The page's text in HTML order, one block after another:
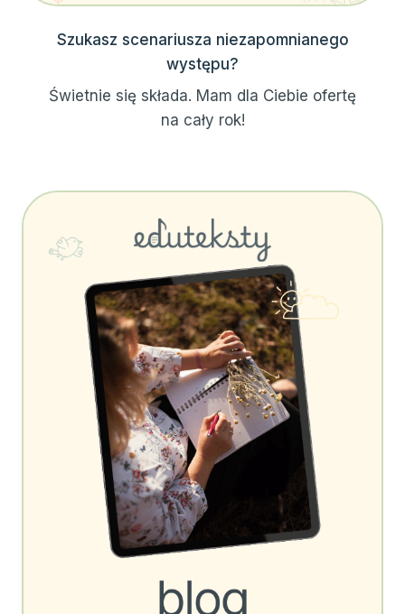
Szukasz scenariusza niezapomnianego
występu?
Świetnie się składa. Mam dla Ciebie ofertę
na cały rok!